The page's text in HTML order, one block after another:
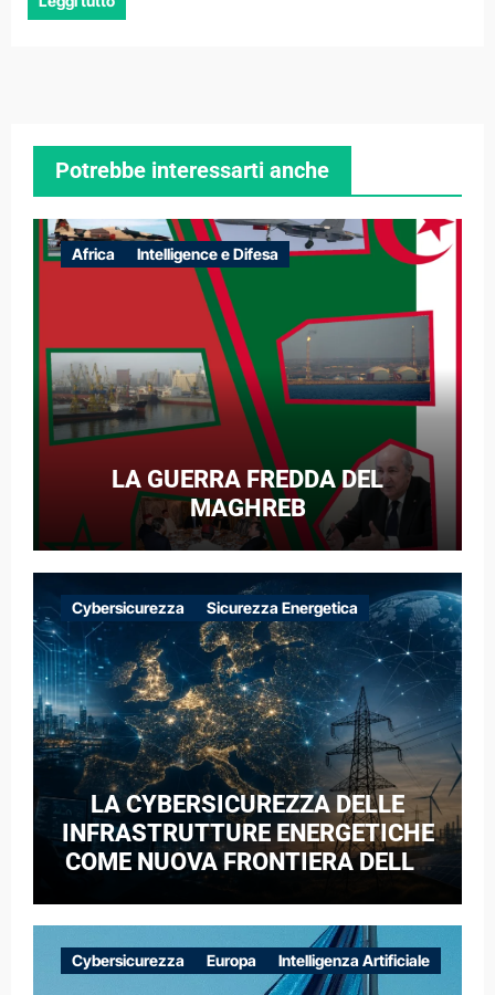
Potrebbe interessarti anche
Africa Intelligence e Difesa
LA GUERRA FREDDA DEL
MAGHREB
Cybersicurezza Sicurezza Energetica
LA CYBERSICUREZZA DELLE
INFRASTRUTTURE ENERGETICHE
COME NUOVA FRONTIERA DELLA
CASO DELLE RETI ELETTRICHE
EUROPEE NEL CONTESTO DELLA
GUERRA IBRIDA
Cybersicurezza Europa Intelligenza Artificiale